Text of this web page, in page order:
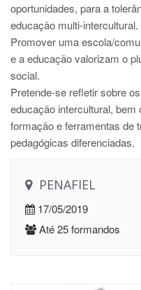
oportunidades, para a
educação multi-intercultural.
Promover uma escola/
e a educação valorizam o
social.
Pretende-se refletir sobre
educação intercultural,
formação e ferramentas de
pedagógicas diferenciadas.
PENAFIEL
17/05/2019
Até 25 formandos